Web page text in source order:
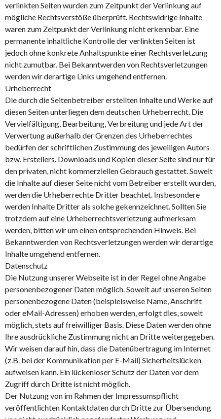
verlinkten Seiten wurden zum Zeitpunkt der Verlinkung auf
mögliche Rechtsverstöße überprüft. Rechtswidrige Inhalte
waren zum Zeitpunkt der Verlinkung nicht erkennbar. Eine
permanente inhaltliche Kontrolle der verlinkten Seiten ist
jedoch ohne konkrete Anhaltspunkte einer Rechtsverletzung
nicht zumutbar. Bei Bekanntwerden von Rechtsverletzungen
werden wir derartige Links umgehend entfernen.
Urheberrecht
Die durch die Seitenbetreiber erstellten Inhalte und Werke auf
diesen Seiten unterliegen dem deutschen Urheberrecht. Die
Vervielfältigung, Bearbeitung, Verbreitung und jede Art der
Verwertung außerhalb der Grenzen des Urheberrechtes
bedürfen der schriftlichen Zustimmung des jeweiligen Autors
bzw. Erstellers. Downloads und Kopien dieser Seite sind nur für
den privaten, nicht kommerziellen Gebrauch gestattet. Soweit
die Inhalte auf dieser Seite nicht vom Betreiber erstellt wurden,
werden die Urheberrechte Dritter beachtet. Insbesondere
werden Inhalte Dritter als solche gekennzeichnet. Sollten Sie
trotzdem auf eine Urheberrechtsverletzung aufmerksam
werden, bitten wir um einen entsprechenden Hinweis. Bei
Bekanntwerden von Rechtsverletzungen werden wir derartige
Inhalte umgehend entfernen.
Datenschutz
Die Nutzung unserer Webseite ist in der Regel ohne Angabe
personenbezogener Daten möglich. Soweit auf unseren Seiten
personenbezogene Daten (beispielsweise Name, Anschrift
oder eMail-Adressen) erhoben werden, erfolgt dies, soweit
möglich, stets auf freiwilliger Basis. Diese Daten werden ohne
Ihre ausdrückliche Zustimmung nicht an Dritte weitergegeben.
Wir weisen darauf hin, dass die Datenübertragung im Internet
(z.B. bei der Kommunikation per E-Mail) Sicherheitslücken
aufweisen kann. Ein lückenloser Schutz der Daten vor dem
Zugriff durch Dritte ist nicht möglich.
Der Nutzung von im Rahmen der Impressumspflicht
veröffentlichten Kontaktdaten durch Dritte zur Übersendung